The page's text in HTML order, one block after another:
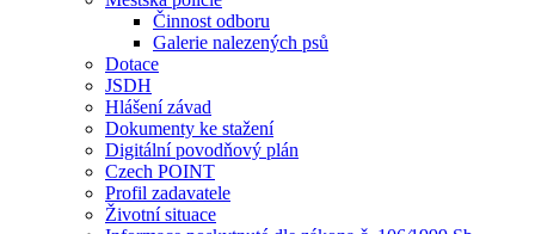
Činnost odboru
Galerie nalezených psů
Dotace
JSDH
Hlášení závad
Dokumenty ke stažení
Digitální povodňový plán
Czech POINT
Profil zadavatele
Životní situace